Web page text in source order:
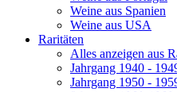
Weine aus Spanien
Weine aus USA
Raritäten
Alles anzeigen aus
Jahrgang 1940 -
Jahrgang 1950 -